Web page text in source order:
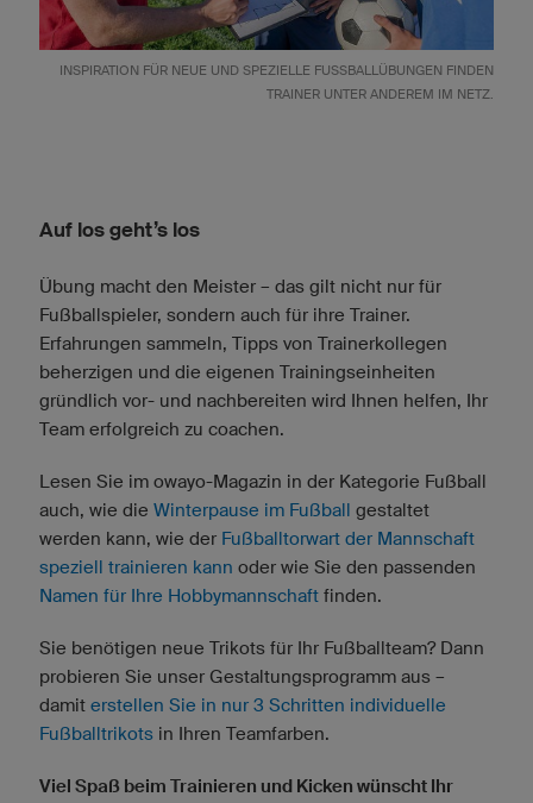
INSPIRATION FÜR NEUE UND SPEZIELLE FUSSBALLÜBUNGEN FINDEN T
RAINER UNTER ANDEREM IM NETZ.
Auf los geht’s los
Übung macht den Meister – das gilt nicht nur für
Fußballspieler, sondern auch für ihre Trainer.
Erfahrungen sammeln, Tipps von Trainerkollegen
beherzigen und die eigenen Trainingseinheiten
gründlich vor- und nachbereiten wird Ihnen helfen, Ihr
Team erfolgreich zu coachen.
Lesen Sie im owayo-Magazin in der Kategorie Fußball
auch, wie die Winterpause im Fußball
gestaltet
werden kann, wie der Fußballtorwart der Mannschaft
speziell trainieren kann oder wie Sie den passenden
Namen für Ihre Hobbymannschaft finden.
Sie benötigen neue Trikots für Ihr Fußballteam? Dann
probieren Sie unser Gestaltungsprogramm aus –
damit erstellen Sie in nur 3 Schritten individuelle
Fußballtrikots in Ihren Teamfarben.
Viel Spaß beim Trainieren und Kicken wünscht Ihr